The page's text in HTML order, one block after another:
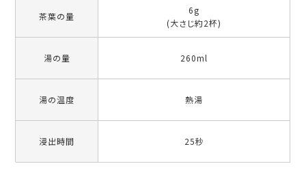
茶葉の量
湯の量
湯の温度
浸出時間
6g
(大さじ約2杯)
260ml
熱湯
25秒